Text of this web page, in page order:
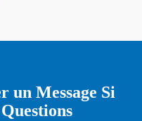
un Message Si